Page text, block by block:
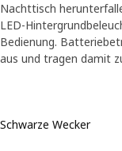
Nachttisch
LED-
Bedienung.
aus und tragen damit
Schwarze Wecker